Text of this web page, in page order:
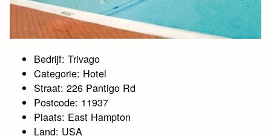
Bedrijf: Trivago
Categorie: Hotel
Straat: 226 Pantigo Rd
Postcode: 11937
Plaats: East Hampton
Land: USA